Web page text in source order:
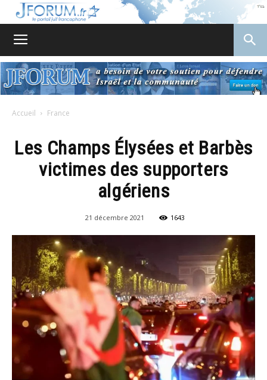
Accueil France
Les Champs Élysées et Barbès
victimes des supporters
algériens
21 décembre 2021 1643